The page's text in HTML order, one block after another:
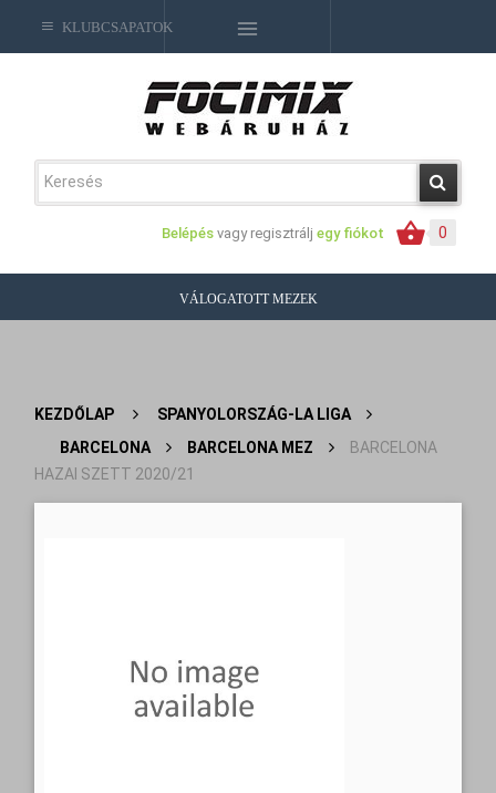
0
Belépés vagy regisztrálj egy fiókot
KLUBCSAPATOK
VÁLOGATOTT MEZEK
KEZDŐLAP >
SPANYOLORSZÁG-LA LIGA
BARCELONA > BARCELONA MEZ >
BARCELONA
HAZAI SZETT 2020/21